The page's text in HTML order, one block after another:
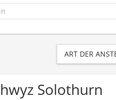
ART DER
Solothurn